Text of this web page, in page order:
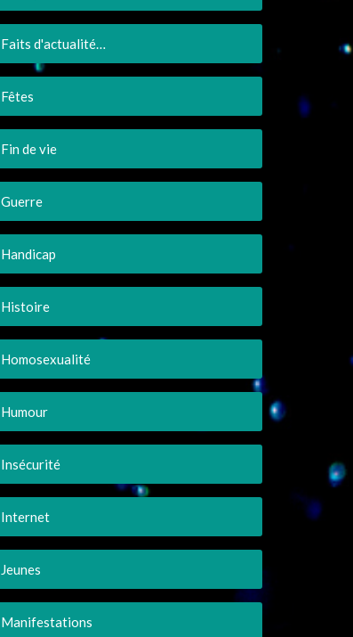
Faits d'actualité…
Fêtes
Fin de vie
Guerre
Handicap
Histoire
Homosexualité
Humour
Insécurité
Internet
Jeunes
Manifestations